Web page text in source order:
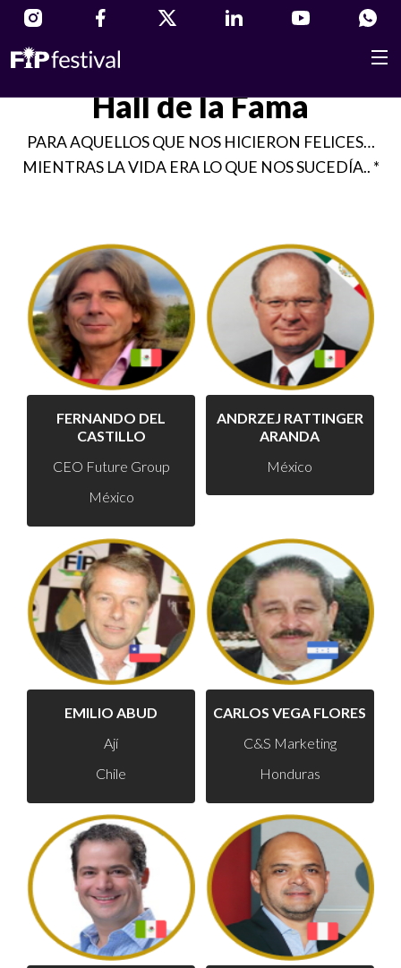
Hall de la Fama
PARA AQUELLOS QUE NOS HICIERON FELICES…
MIENTRAS LA VIDA ERA LO QUE NOS SUCEDÍA.. *
FERNANDO DEL
CASTILLO
CEO Future Group
México
ANDRZEJ RATTINGER
ARANDA
México
EMILIO ABUD
Ají
Chile
CARLOS VEGA FLORES
C&S Marketing
Honduras